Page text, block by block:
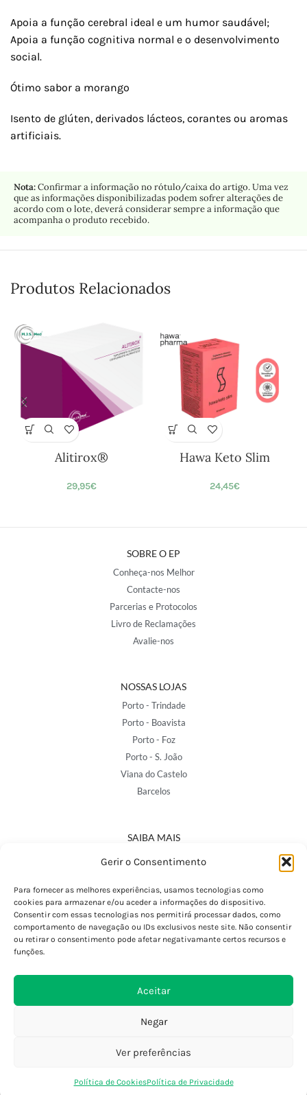
Gerir o Consentimento
Para fornecer as melhores experiências, usamos tecnologias como
cookies para armazenar e/ou aceder a informações do dispositivo.
Consentir com essas tecnologias nos permitirá processar dados, como
comportamento de navegação ou IDs exclusivos neste site. Não consentir
ou retirar o consentimento pode afetar negativamante certos recursos e
funções.
Aceitar
Negar
Ver preferências
Política de CookiesPolítica de Privacidade
Apoia a função cerebral ideal e um humor saudável;
Apoia a função cognitiva normal e o desenvolvimento
social.
Ótimo sabor a morango
Isento de glúten, derivados lácteos, corantes ou aromas
artificiais.
Nota:Confirmar a informação no rótulo/caixa do artigo. Uma vez
que as informações disponibilizadas podem sofrer alterações de
acordo com o lote, deverá considerar sempre a informação que
acompanha o produto recebido.
Produtos Relacionados
Alitirox®
29,95€
Hawa Keto Slim
24,45€
SOBRE O EP
Conheça-nos Melhor
Contacte-nos
Parcerias e Protocolos
Livro de Reclamações
Avalie-nos
NOSSAS LOJAS
Porto - Trindade
Porto - Boavista
Porto - Foz
Porto - S. João
Viana do Castelo
Barcelos
SAIBA MAIS
Política de Privacidade
Termos e Condições
Perguntas Frequentes
Custos de Envio
Encomendas Internacionais
Devoluções e Trocas